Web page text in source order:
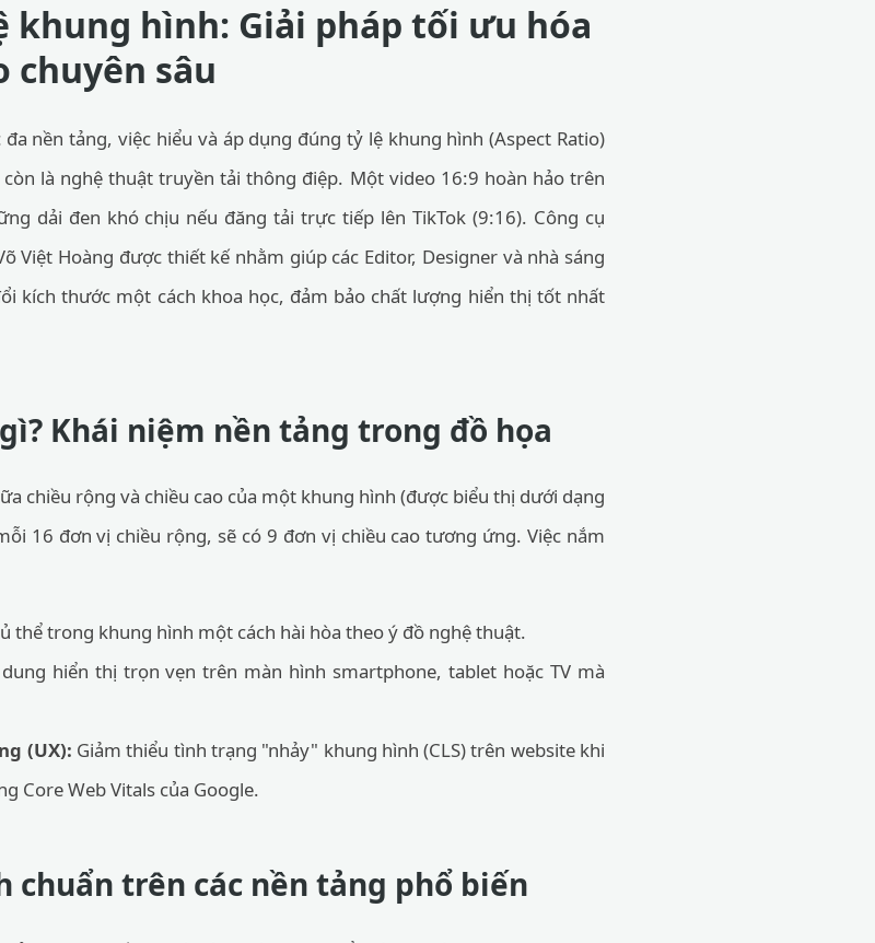
khung hình: Giải pháp tối ưu hóa
chuyên sâu
nền tảng, việc hiểu và áp dụng đúng tỷ lệ khung hình (Aspect Ratio)
là nghệ thuật truyền tải thông điệp. Một video 16:9 hoàn hảo trên
dải đen khó chịu nếu đăng tải trực tiếp lên TikTok (9:16). Công cụ
Việt Hoàng được thiết kế nhằm giúp các Editor, Designer và nhà sáng
kích thước một cách khoa học, đảm bảo chất lượng hiển thị tốt nhất
Khái niệm nền tảng trong đồ họa
chiều rộng và chiều cao của một khung hình (được biểu thị dưới dạng
16 đơn vị chiều rộng, sẽ có 9 đơn vị chiều cao tương ứng. Việc nắm
thể trong khung hình một cách hài hòa theo ý đồ nghệ thuật.
hiển thị trọn vẹn trên màn hình smartphone, tablet hoặc TV mà
(UX): Giảm thiểu tình trạng "nhảy" khung hình (CLS) trên website khi
Core Web Vitals của Google.
chuẩn trên các nền tảng phổ biến